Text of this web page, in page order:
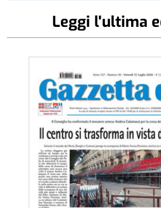
Leggi l'ultima